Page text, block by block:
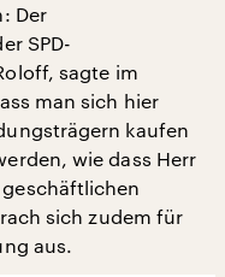
Der
SPD-
sagte im
man sich hier
kaufen
wie dass Herr
sich zudem für
aus.